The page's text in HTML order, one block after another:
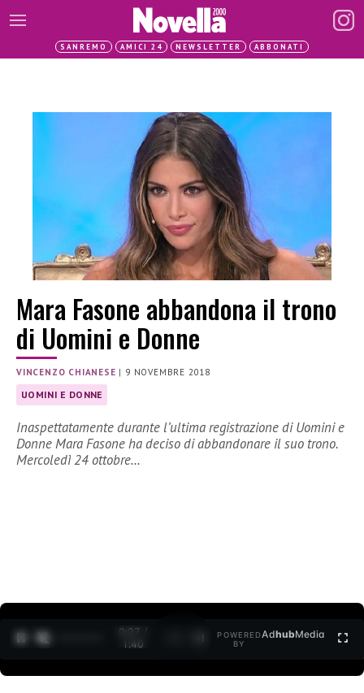
SANREMO AMICI 24 NEWSLETTER ABBONATI
Mara Fasone abbandona il trono
di Uomini e Donne
VINCENZO CHIANESE | 9 NOVEMBRE 2018
UOMINI E DONNE
Inaspettatamente durante l’ultima registrazione di Uomini e
Donne Mara Fasone ha deciso di abbandonare il suo trono.
Mercoledì 24 ottobre…
0:27 /
1:40
POWERED
BY
AdhubMedia